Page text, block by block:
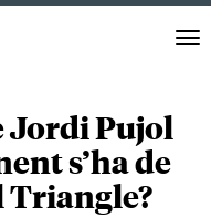
Jordi Pujol
s’ha de
Triangle?